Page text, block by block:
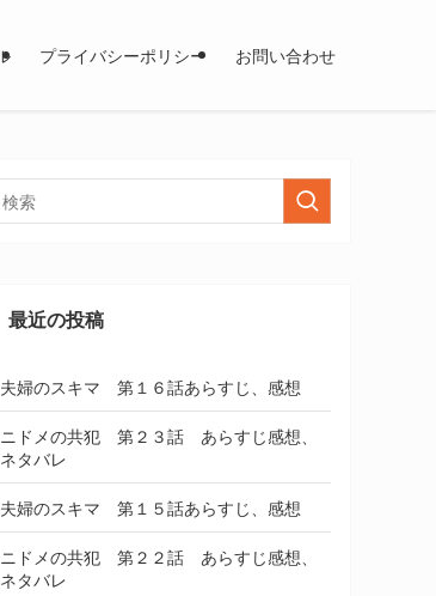
プライバシーポリシー お問い合わせ
最近の投稿
夫婦のスキマ 第１６話あらすじ、感想
ニドメの共犯 第２３話 あらすじ感想、
ネタバレ
夫婦のスキマ 第１５話あらすじ、感想
ニドメの共犯 第２２話 あらすじ感想、
ネタバレ